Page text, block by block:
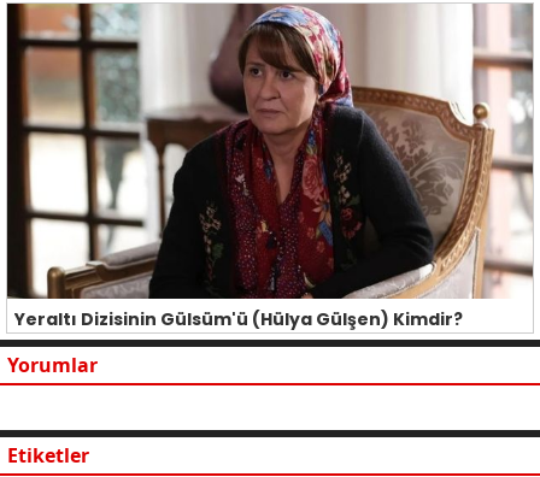
Yeraltı Dizisinin Gülsüm'ü (Hülya Gülşen) Kimdir?
Yorumlar
Etiketler